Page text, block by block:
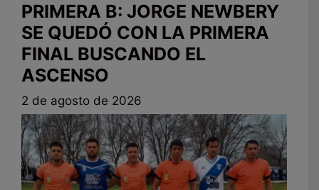
PRIMERA B: JORGE NEWBERY
SE QUEDÓ CON LA PRIMERA
FINAL BUSCANDO EL
ASCENSO
2 de agosto de 2026